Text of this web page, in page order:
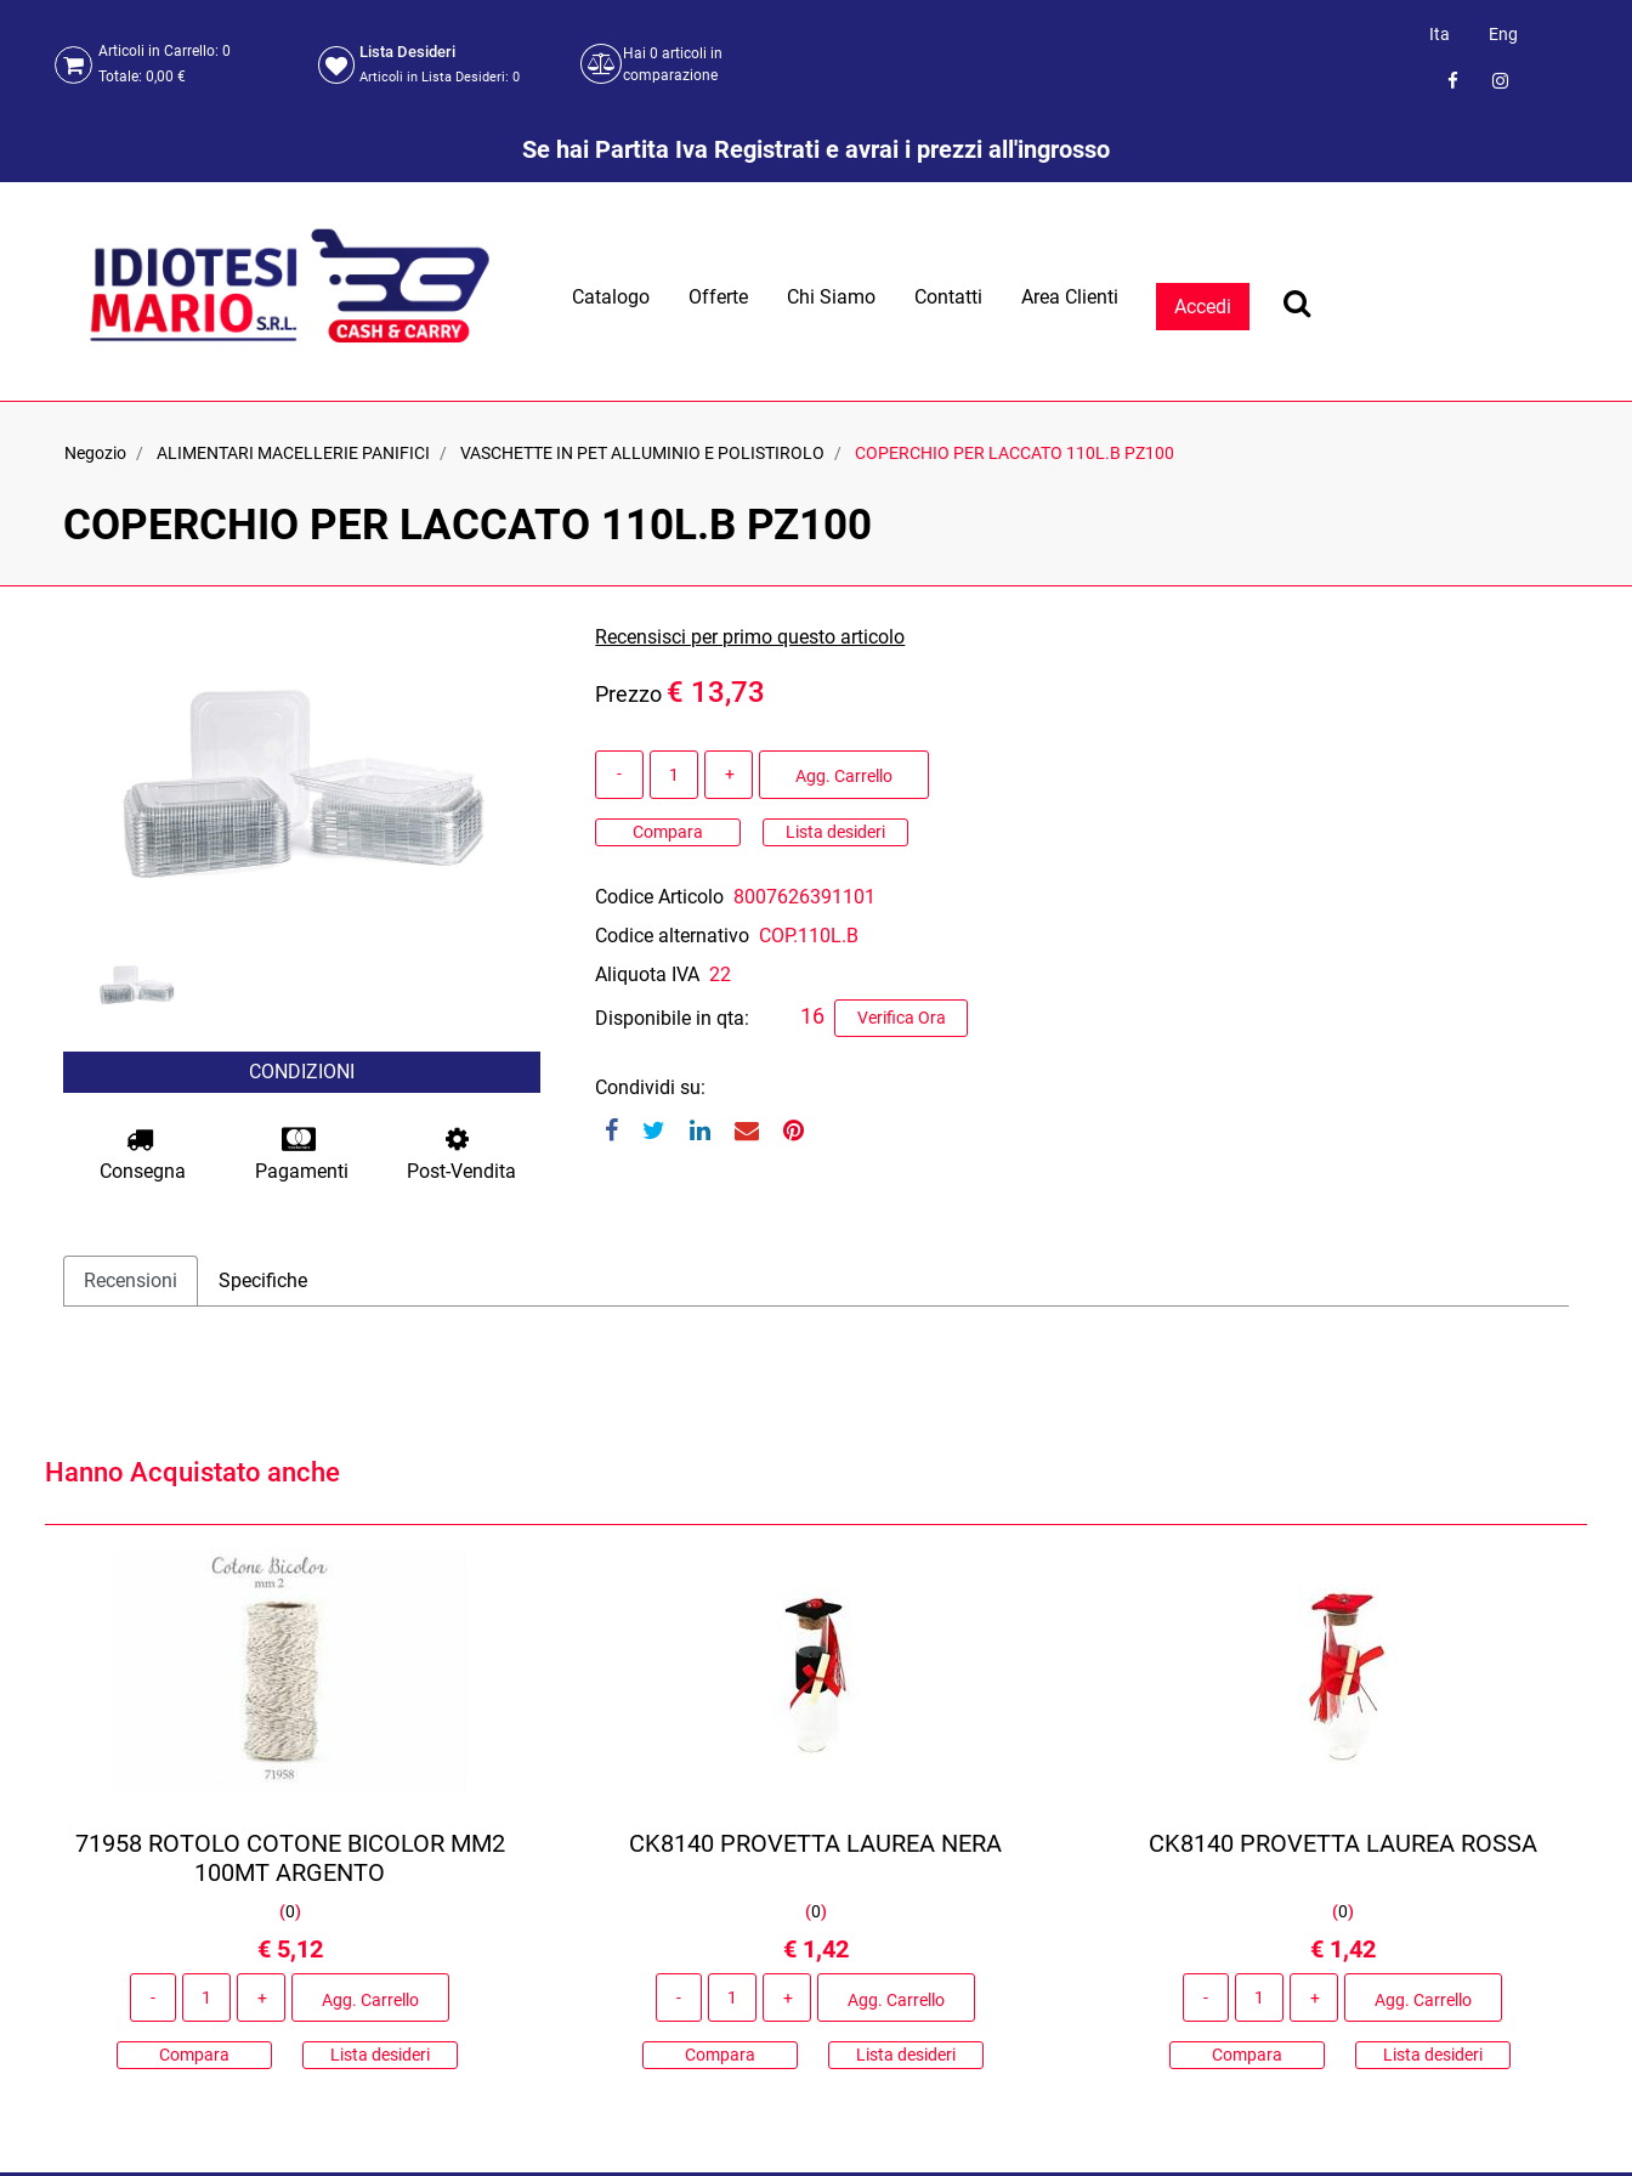
Articoli in Carrello: 0
Totale: 0,00 €
Lista Desideri
Articoli in Lista Desideri: 0
Hai0 articoli in
comparazione
Ita Eng
Se hai Partita Iva Registrati e avrai i prezzi all'ingrosso
Catalogo Offerte Chi Siamo Contatti Area Clienti Accedi
Negozio ALIMENTARI MACELLERIE PANIFICI VASCHETTE IN PET ALLUMINIO E POLISTIROLO COPERCHIO PER LACCATO 110L.B PZ100
COPERCHIO PER LACCATO 110L.B PZ100
CONDIZIONI
Consegna Pagamenti Post-Vendita
Recensisci per primo questo articolo
Prezzo € 13,73
Agg. Carrello
Compara Lista desideri
Codice Articolo 8007626391101
Codice alternativo COP.110L.B
Aliquota IVA 22
Disponibile in qta:
Verifica Ora
16
Condividi su:
Recensioni Specifiche
Hanno Acquistato anche
71958 ROTOLO COTONE BICOLOR MM2
100MT ARGENTO
(0)
€ 5,12
Agg. Carrello
Compara Lista desideri
CK8140 PROVETTA LAUREA NERA
(0)
€ 1,42
Agg. Carrello
Compara Lista desideri
CK8140 PROVETTA LAUREA ROSSA
(0)
€ 1,42
Agg. Carrello
Compara Lista desideri